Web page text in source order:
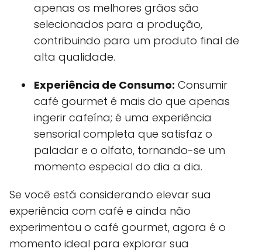
apenas os melhores grãos são
selecionados para a produção,
contribuindo para um produto final de
alta qualidade.
Experiência de Consumo: Consumir
café gourmet é mais do que apenas
ingerir cafeína; é uma experiência
sensorial completa que satisfaz o
paladar e o olfato, tornando-se um
momento especial do dia a dia.
Se você está considerando elevar sua
experiência com café e ainda não
experimentou o café gourmet, agora é o
momento ideal para explorar sua